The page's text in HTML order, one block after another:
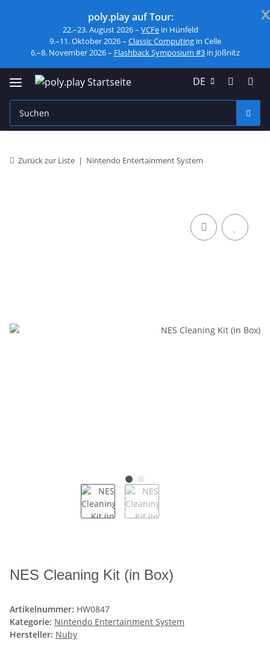
x
poly.play auf Tour:
22.–23. August 2026 – VCFe in Hünfeld
9.–11. Oktober 2026 – Classic Computingin Celle
6.–8. November 2026 – Flashback Symposium #3in Jößnitz
DE
Zurück zur Liste Nintendo Entertainment System
NES Cleaning Kit (in Box)
Artikelnummer: HW0847
Kategorie: Nintendo Entertainment System
Hersteller: Nuby